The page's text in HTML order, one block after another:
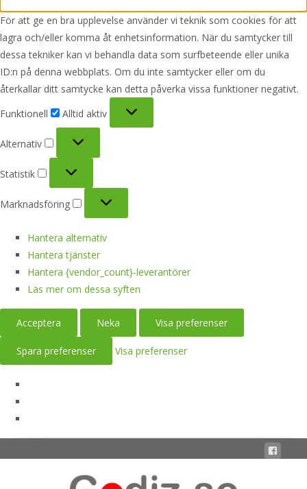
För att ge en bra upplevelse använder vi teknik som cookies för att
lagra och/eller komma åt enhetsinformation. När du samtycker till
dessa tekniker kan vi behandla data som surfbeteende eller unika
ID:n på denna webbplats. Om du inte samtycker eller om du
återkallar ditt samtycke kan detta påverka vissa funktioner negativt.
Funktionell
Alltid aktiv
Alternativ
Statistik
Marknadsföring
Hantera alternativ
Hantera tjänster
Hantera {vendor_count}-leverantörer
Läs mer om dessa syften
Acceptera Neka Visa preferenser
Spara preferenser Visa preferenser